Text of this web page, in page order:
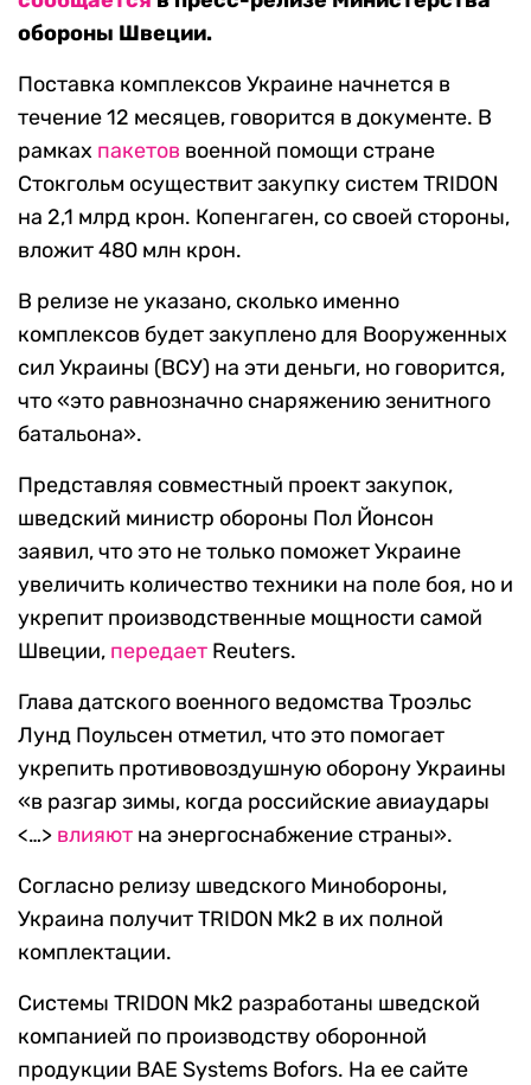
обороны Швеции.
Поставка комплексов Украине начнется в
течение 12 месяцев, говорится в документе. В
рамках пакетов военной помощи стране
Стокгольм осуществит закупку систем TRIDON
на 2,1 млрд крон. Копенгаген, со своей стороны,
вложит 480 млн крон.
В релизе не указано, сколько именно
комплексов будет закуплено для Вооруженных
сил Украины (ВСУ) на эти деньги, но говорится,
что «это равнозначно снаряжению зенитного
батальона».
Представляя совместный проект закупок,
шведский министр обороны Пол Йонсон
заявил, что это не только поможет Украине
увеличить количество техники на поле боя, но и
укрепит производственные мощности самой
Швеции, передает Reuters.
Глава датского военного ведомства Троэльс
Лунд Поульсен отметил, что это помогает
укрепить противовоздушную оборону Украины
«в разгар зимы, когда российские авиаудары
<…> влияют на энергоснабжение страны».
Согласно релизу шведского Минобороны,
Украина получит TRIDON Mk2 в их полной
комплектации.
Системы TRIDON Mk2 разработаны шведской
компанией по производству оборонной
продукции BAE Systems Bofors. На ее сайте